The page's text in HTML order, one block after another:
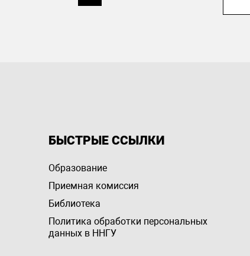
БЫСТРЫЕ ССЫЛКИ
Образование
Приемная комиссия
Библиотека
Политика обработки персональных
данных в ННГУ